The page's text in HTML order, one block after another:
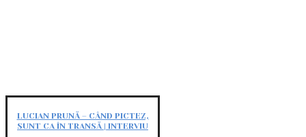
LUCIAN PRUNĂ – CÂND PICTEZ,
SUNT CA ÎN TRANSĂ | INTERVIU